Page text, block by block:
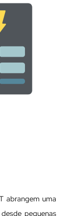
abrangem uma
pequenas